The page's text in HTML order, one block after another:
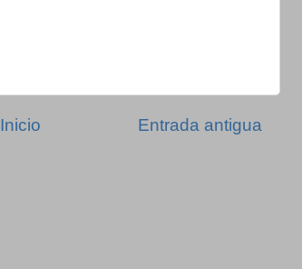
Entrada antigua
Inicio